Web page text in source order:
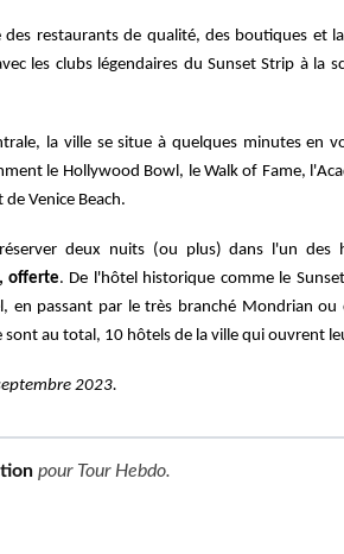
restaurants de qualité, des boutiques et
les clubs légendaires du Sunset Strip à la
la ville se situe à quelques minutes en
le Hollywood Bowl, le Walk of Fame,
Venice Beach.
réserver deux nuits (ou plus) dans l'un
offerte. De l'hôtel historique comme le
en passant par le très branché Mondrian ou
sont au total, 10 hôtels de la ville qui ouvrent
2023.
pour Tour Hebdo.